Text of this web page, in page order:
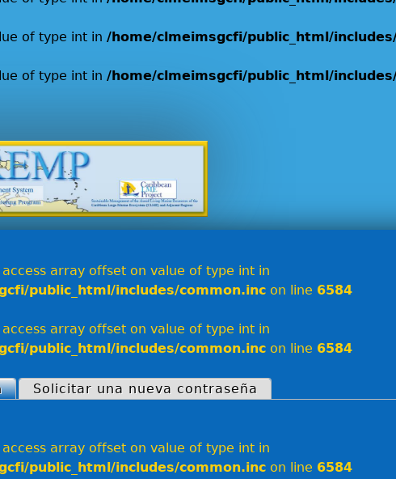
of type int in /home/clmeimsgcfi/public_html/
of type int in /home/clmeimsgcfi/public_html/
access array offset on value of type int in
public_html/includes/common.inc on line 6584
access array offset on value of type int in
public_html/includes/common.inc on line 6584
(solapa activa)
Solicitar una nueva contraseña
access array offset on value of type int in
public_html/includes/common.inc on line 6584